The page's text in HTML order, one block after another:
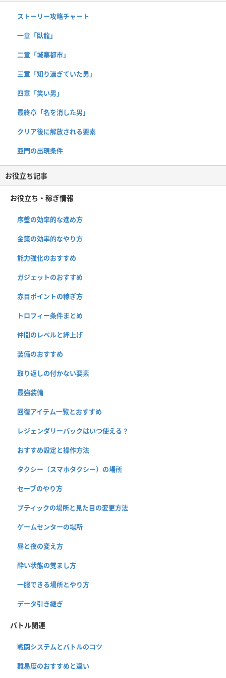
ストーリー攻略チャート
一章「臥龍」
二章「城塞都市」
三章「知り過ぎていた男」
四章「笑い男」
最終章「名を消した男」
クリア後に解放される要素
亜門の出現条件
お役立ち記事
お役立ち・稼ぎ情報
序盤の効率的な進め方
金策の効率的なやり方
能力強化のおすすめ
ガジェットのおすすめ
赤目ポイントの稼ぎ方
トロフィー条件まとめ
仲間のレベルと絆上げ
装備のおすすめ
取り返しの付かない要素
最強装備
回復アイテム一覧とおすすめ
レジェンダリーパックはいつ使える？
おすすめ設定と操作方法
タクシー（スマホタクシー）の場所
セーブのやり方
ブティックの場所と見た目の変更方法
ゲームセンターの場所
昼と夜の変え方
酔い状態の覚まし方
一服できる場所とやり方
データ引き継ぎ
バトル関連
戦闘システムとバトルのコツ
難易度のおすすめと違い